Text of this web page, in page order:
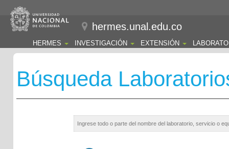
hermes.unal.edu.co
HERMES INVESTIGACIÓN EXTENSIÓN
Búsqueda